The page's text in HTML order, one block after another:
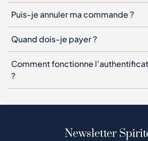
Puis-je annuler ma commande ?
Quand dois-je payer ?
Comment fonctionne
?
Newsletter